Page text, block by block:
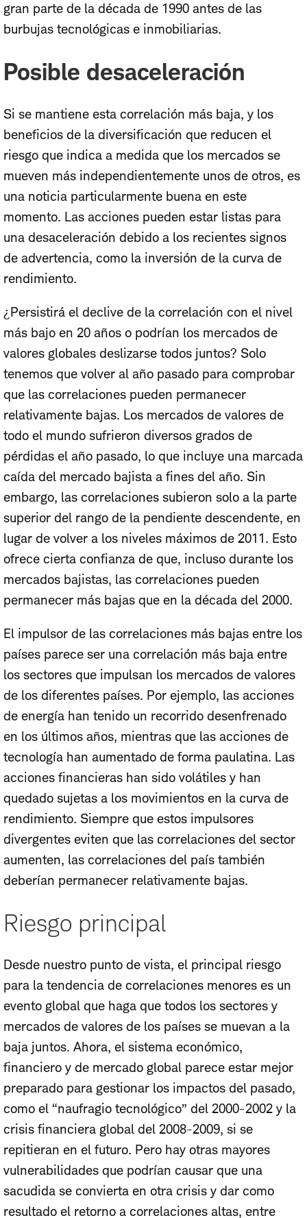
gran parte de la década de 1990 antes de las
burbujas tecnológicas e inmobiliarias.
Posible desaceleración
Si se mantiene esta correlación más baja, y los
beneficios de la diversificación que reducen el
riesgo que indica a medida que los mercados se
mueven más independientemente unos de otros, es
una noticia particularmente buena en este
momento. Las acciones pueden estar listas para
una desaceleración debido a los recientes signos
de advertencia, como la inversión de la curva de
rendimiento.
¿Persistirá el declive de la correlación con el nivel
más bajo en 20 años o podrían los mercados de
valores globales deslizarse todos juntos? Solo
tenemos que volver al año pasado para comprobar
que las correlaciones pueden permanecer
relativamente bajas. Los mercados de valores de
todo el mundo sufrieron diversos grados de
pérdidas el año pasado, lo que incluye una marcada
caída del mercado bajista a fines del año. Sin
embargo, las correlaciones subieron solo a la parte
superior del rango de la pendiente descendente, en
lugar de volver a los niveles máximos de 2011. Esto
ofrece cierta confianza de que, incluso durante los
mercados bajistas, las correlaciones pueden
permanecer más bajas que en la década del 2000.
El impulsor de las correlaciones más bajas entre los
países parece ser una correlación más baja entre
los sectores que impulsan los mercados de valores
de los diferentes países. Por ejemplo, las acciones
de energía han tenido un recorrido desenfrenado
en los últimos años, mientras que las acciones de
tecnología han aumentado de forma paulatina. Las
acciones financieras han sido volátiles y han
quedado sujetas a los movimientos en la curva de
rendimiento. Siempre que estos impulsores
divergentes eviten que las correlaciones del sector
aumenten, las correlaciones del país también
deberían permanecer relativamente bajas.
Riesgo principal
Desde nuestro punto de vista, el principal riesgo
para la tendencia de correlaciones menores es un
evento global que haga que todos los sectores y
mercados de valores de los países se muevan a la
baja juntos. Ahora, el sistema económico,
financiero y de mercado global parece estar mejor
preparado para gestionar los impactos del pasado,
como el “naufragio tecnológico” del 2000-2002 y la
crisis financiera global del 2008-2009, si se
repitieran en el futuro. Pero hay otras mayores
vulnerabilidades que podrían causar que una
sacudida se convierta en otra crisis y dar como
resultado el retorno a correlaciones altas, entre